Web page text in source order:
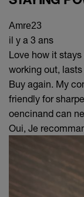
Amre23
il y a 3 ans
Love how it
working out,
Buy again. My
friendly for
oencinand can
Oui, Je